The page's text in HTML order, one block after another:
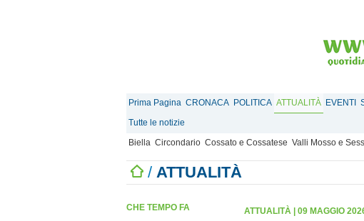
Prima Pagina CRONACA POLITICA ATTUALITÀ EVENTI
Tutte le notizie
Biella Circondario Cossato e Cossatese Valli Mosso e
/ ATTUALITÀ
CHE TEMPO FA ATTUALITÀ 09 MAGGIO